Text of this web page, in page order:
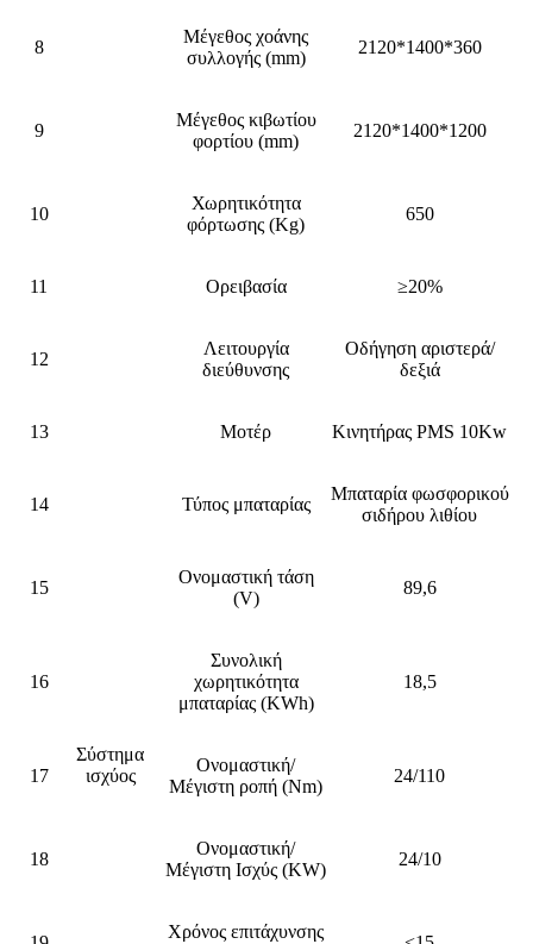
8
Μέγεθος χοάνης
συλλογής (mm)
2120*1400*360
9
Μέγεθος κιβωτίου
φορτίου (mm)
2120*1400*1200
10
Χωρητικότητα
φόρτωσης (Kg)
650
11 Ορειβασία ≥20%
12
Λειτουργία
διεύθυνσης
Οδήγηση αριστερά/
δεξιά
13
Σύστημα
ισχύος
Μοτέρ Κινητήρας PMS 10Kw
14 Τύπος μπαταρίας
Μπαταρία φωσφορικού
σιδήρου λιθίου
15
Ονομαστική τάση
(V)
89,6
16
Συνολική
χωρητικότητα
μπαταρίας (KWh)
18,5
17
Ονομαστική/
Μέγιστη ροπή (Nm)
24/110
18
Ονομαστική/
Μέγιστη Ισχύς (KW)
24/10
Χρόνος επιτάχυνσης